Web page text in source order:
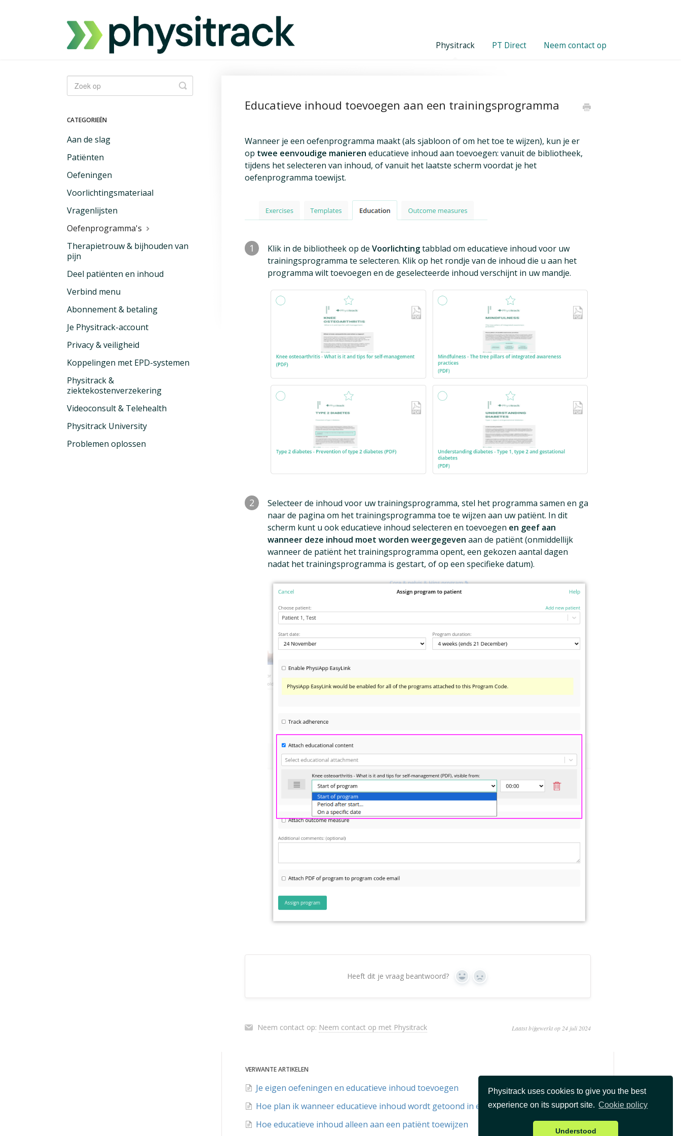
Physitrack uses cookies to give you the best
experience on its support site. Cookie policy
Understood
Physitrack PT Direct Neem contact op
Educatieve inhoud toevoegen aan een trainingsprogramma
Wanneer je een oefenprogramma maakt (als sjabloon of om het toe te wijzen), kun je er
op twee eenvoudige manieren educatieve inhoud aan toevoegen: vanuit de bibliotheek,
tijdens het selecteren van inhoud, of vanuit het laatste scherm voordat je het
oefenprogramma toewijst.
1 Klik in de bibliotheek op de Voorlichtingtabblad om educatieve inhoud voor uw
trainingsprogramma te selecteren. Klik op het rondje van de inhoud die u aan het
programma wilt toevoegen en de geselecteerde inhoud verschijnt in uw mandje.
2
Selecteer de inhoud voor uw trainingsprogramma, stel het programma samen en ga
naar de pagina om het trainingsprogramma toe te wijzen aan uw patiënt. In dit
scherm kunt u ook educatieve inhoud selecteren en toevoegen en geef aan
wanneer deze inhoud moet worden weergegeven aan de patiënt (onmiddellijk
wanneer de patiënt het trainingsprogramma opent, een gekozen aantal dagen
nadat het trainingsprogramma is gestart, of op een specifieke datum).
Heeft dit je vraag beantwoord? Ja Geen
Neem contact op: Neem contact op met Physitrack Laatst bijgewerkt op 24 juli 2024
VERWANTE ARTIKELEN
Je eigen oefeningen en educatieve inhoud toevoegen
Hoe plan ik wanneer educatieve inhoud wordt getoond in een trainingsprogramma?
Hoe educatieve inhoud alleen aan een patiënt toewijzen
Zoeken
CATEGORIEËN
Aan de slag
Patiënten
Oefeningen
Voorlichtingsmateriaal
Vragenlijsten
Oefenprogramma's
Therapietrouw & bijhouden van
pijn
Deel patiënten en inhoud
Verbind menu
Abonnement & betaling
Je Physitrack-account
Privacy & veiligheid
Koppelingen met EPD-systemen
Physitrack &
ziektekostenverzekering
Videoconsult & Telehealth
Physitrack University
Problemen oplossen